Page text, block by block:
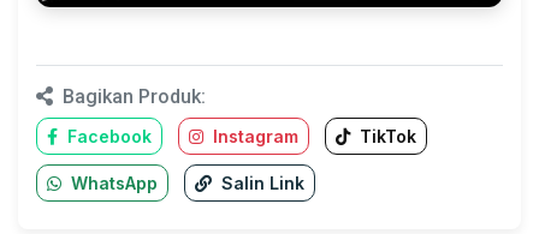
Bagikan Produk:
Facebook Instagram TikTok
WhatsApp Salin Link